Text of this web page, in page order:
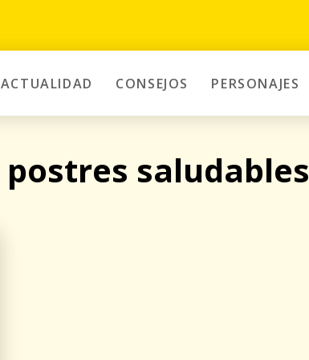
ACTUALIDAD CONSEJOS PERSONAJES
postres saludables